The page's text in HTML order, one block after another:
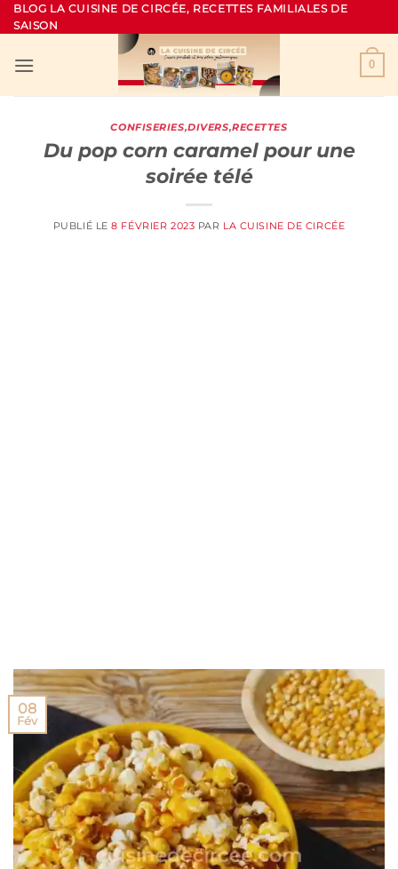
Passer
au
BLOG LA CUISINE DE CIRCÉE, RECETTES FAMILIALES DE
SAISON
0
CONFISERIES,DIVERS,RECETTES
Du pop corn caramel pour une
soirée télé
PUBLIÉ LE8 FÉVRIER 2023 PAR LA CUISINE DE CIRCÉE
08
Fév